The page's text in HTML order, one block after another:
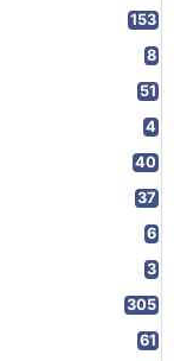
153
8
51
4
40
37
6
3
305
61